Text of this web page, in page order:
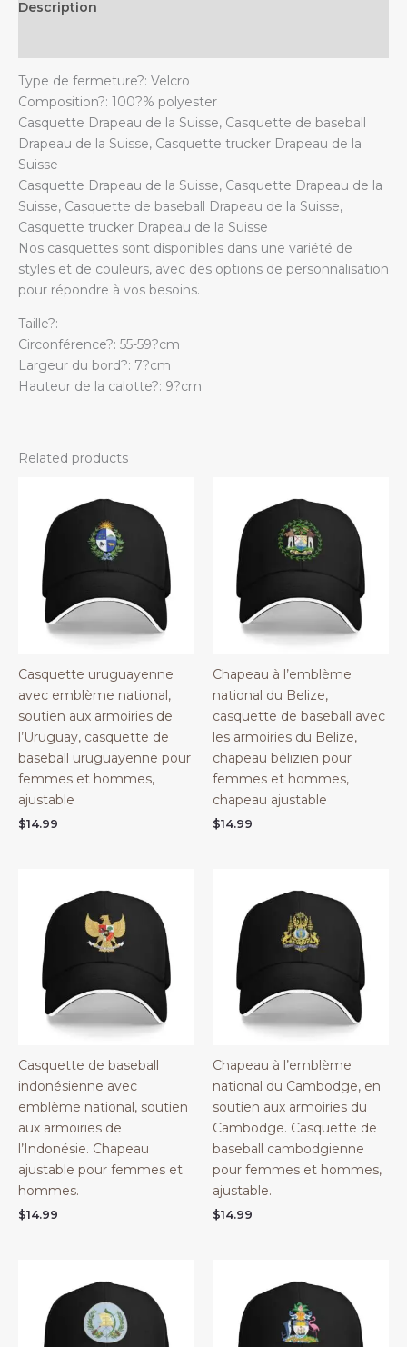
quantity
Description
Type de fermeture?: Velcro
Composition?: 100?% polyester
Casquette Drapeau de la Suisse, Casquette de baseball
Drapeau de la Suisse, Casquette trucker Drapeau de la
Suisse
Casquette Drapeau de la Suisse, Casquette Drapeau de la
Suisse, Casquette de baseball Drapeau de la Suisse,
Casquette trucker Drapeau de la Suisse
Nos casquettes sont disponibles dans une variété de
styles et de couleurs, avec des options de personnalisation
pour répondre à vos besoins.
Taille?:
Circonférence?: 55-59?cm
Largeur du bord?: 7?cm
Hauteur de la calotte?: 9?cm
Related products
Casquette uruguayenne
avec emblème national,
soutien aux armoiries de
l’Uruguay, casquette de
baseball uruguayenne pour
femmes et hommes,
ajustable
$14.99
Chapeau à l’emblème
national du Belize,
casquette de baseball avec
les armoiries du Belize,
chapeau bélizien pour
femmes et hommes,
chapeau ajustable
$14.99
Casquette de baseball
indonésienne avec
emblème national, soutien
aux armoiries de
l’Indonésie. Chapeau
ajustable pour femmes et
hommes.
$14.99
Chapeau à l’emblème
national du Cambodge, en
soutien aux armoiries du
Cambodge. Casquette de
baseball cambodgienne
pour femmes et hommes,
ajustable.
$14.99